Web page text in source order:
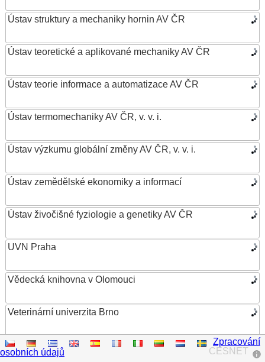
Ústav struktury a mechaniky hornin AV ČR
Ústav teoretické a aplikované mechaniky AV ČR
Ústav teorie informace a automatizace AV ČR
Ústav termomechaniky AV ČR, v. v. i.
Ústav výzkumu globální změny AV ČR, v. v. i.
Ústav zemědělské ekonomiky a informací
Ústav živočišné fyziologie a genetiky AV ČR
UVN Praha
Vědecká knihovna v Olomouci
Veterinární univerzita Brno
VŠB – Technická univerzita Ostrava
CESNET
Zpracování
osobních údajů